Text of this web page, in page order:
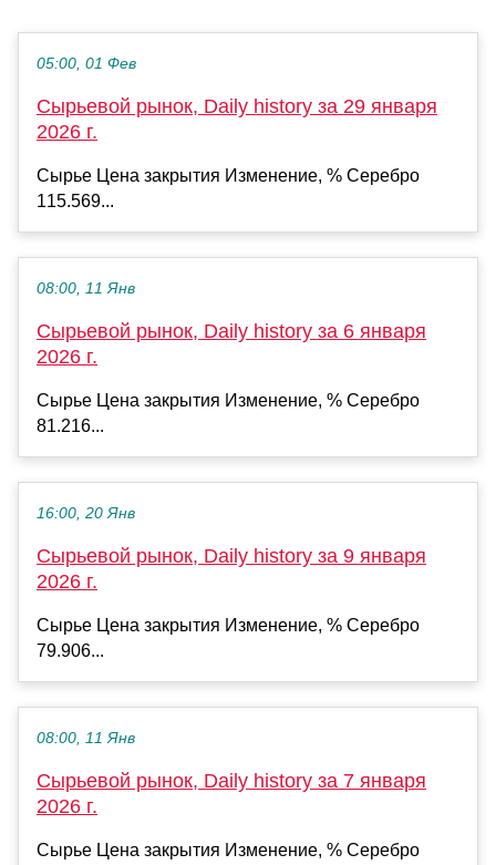
05:00, 01 Фев
Сырьевой рынок, Daily history за 29 января
2026 г.
Сырье Цена закрытия Изменение, % Серебро
115.569...
08:00, 11 Янв
Сырьевой рынок, Daily history за 6 января
2026 г.
Сырье Цена закрытия Изменение, % Серебро
81.216...
16:00, 20 Янв
Сырьевой рынок, Daily history за 9 января
2026 г.
Сырье Цена закрытия Изменение, % Серебро
79.906...
08:00, 11 Янв
Сырьевой рынок, Daily history за 7 января
2026 г.
Сырье Цена закрытия Изменение, % Серебро